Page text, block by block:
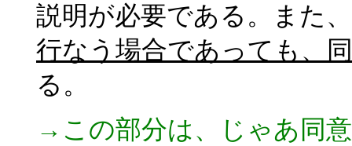
説明が必要である。また、
行なう場合であっても、
る。
→この部分は、じゃあ同